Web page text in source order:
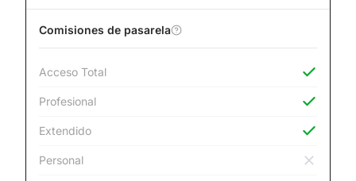
Comisiones de pasarela
Acceso Total
Profesional
Extendido
Personal